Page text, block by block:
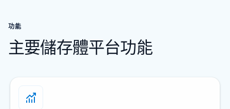
功能
主要儲存體平台功能